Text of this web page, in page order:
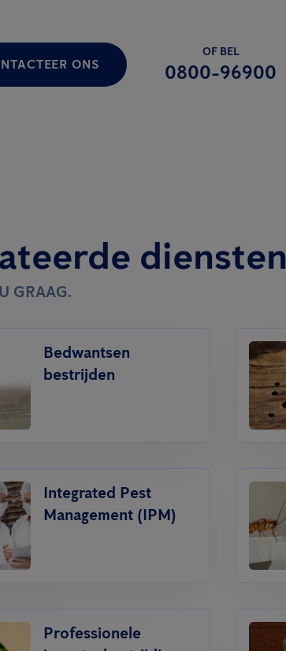
ONS
OF BEL
0800-96900
diensten
GRAAG.
Bedwantsen
bestrijden
Integrated Pest
Management (IPM)
Professionele